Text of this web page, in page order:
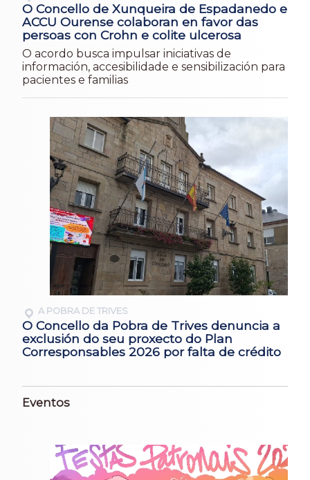
O Concello de Xunqueira de Espadanedo e
ACCU Ourense colaboran en favor das
persoas con Crohn e colite ulcerosa
O acordo busca impulsar iniciativas de
información, accesibilidade e sensibilización para
pacientes e familias
A POBRA DE TRIVES
O Concello da Pobra de Trives denuncia a
exclusión do seu proxecto do Plan
Corresponsables 2026 por falta de crédito
Eventos